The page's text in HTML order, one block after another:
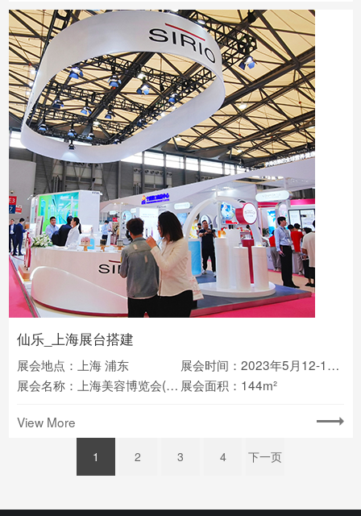
仙乐_上海展台搭建
展会地点：上海 浦东
展会时间：2023年5月12-14日
展会名称：上海美容博览会(上海CBE) 展会面积：144m²
View More
1 2 3 4 下一页